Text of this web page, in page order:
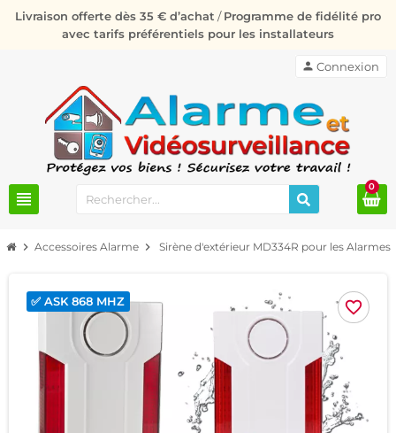
Livraison offerte dès 35 € d’achat /Programme de fidélité pro
avec tarifs préférentiels pour les installateurs
view_headline
person Connexion
0
chevron_right Accessoires Alarme chevron_right Sirène d'extérieur MD334R pour les
favorite_border
✅ ASK 868 MHZ